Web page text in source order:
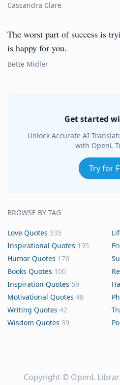
Cassandra Clare
The worst part of success is
is happy for you.
Bette Midler
Get started
Unlock Accurate AI
with OpenL
Try for
BROWSE BY TAG
Love Quotes 335
Inspirational Quotes 195
Humor Quotes 176
Books Quotes 100
Inspiration Quotes 59
Motivational Quotes 48
Writing Quotes 42
Wisdom Quotes 39
Copyright © OpenL